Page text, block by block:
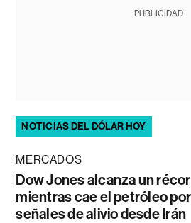
PUBLICIDAD
NOTICIAS DEL DÓLAR HOY
MERCADOS
Dow Jones alcanza un
mientras cae el petróleo por
señales de alivio desde Irán